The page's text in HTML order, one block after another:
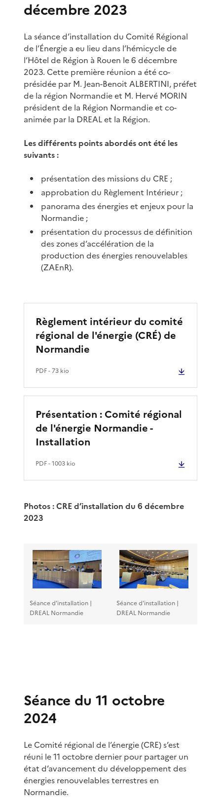
décembre 2023
La séance d’installation du Comité Régional
de l’Énergie a eu lieu dans l’hémicycle de
l’Hôtel de Région à Rouen le 6 décembre
2023. Cette première réunion a été co-
présidée par M. Jean-Benoit ALBERTINI, préfet
de la région Normandie et M. Hervé MORIN
président de la Région Normandie et co-
animée par la DREAL et la Région.
Les différents points abordés ont été les
suivants :
présentation des missions du CRE ;
approbation du Règlement Intérieur ;
panorama des énergies et enjeux pour la
Normandie ;
présentation du processus de définition
des zones d’accélération de la
production des énergies renouvelables
(ZAEnR).
Règlement intérieur du comité
régional de l'énergie (CRÉ) de
Normandie
PDF- 73 kio
Présentation : Comité régional
de l'énergie Normandie -
Installation
PDF- 1003 kio
Photos : CRE d’installation du 6 décembre
2023
Séance d'installation |
DREAL Normandie
Séance d'installation |
DREAL Normandie
Séance du 11 octobre
2024
Le Comité régional de l’énergie (CRE) s’est
réuni le 11 octobre dernier pour partager un
état d’avancement du développement des
énergies renouvelables terrestres en
Normandie.